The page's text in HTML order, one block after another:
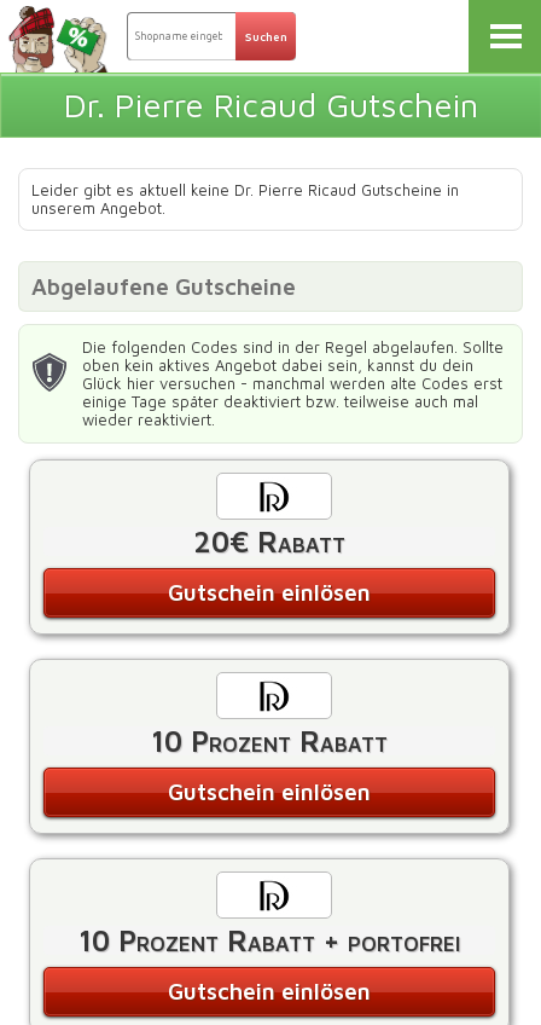
Dr. Pierre Ricaud Gutschein
Leider gibt es aktuell keine Dr. Pierre Ricaud Gutscheine in
unserem Angebot.
Abgelaufene Gutscheine
Die folgenden Codes sind in der Regel abgelaufen. Sollte
oben kein aktives Angebot dabei sein, kannst du dein
Glück hier versuchen - manchmal werden alte Codes erst
einige Tage später deaktiviert bzw. teilweise auch mal
wieder reaktiviert.
20€ Rabatt
Gutschein einlösen
10 Prozent Rabatt
Gutschein einlösen
10 Prozent Rabatt + portofrei
Gutschein einlösen